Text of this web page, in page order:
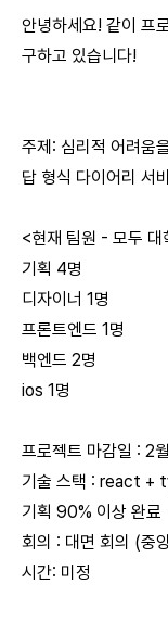
안녕하세요! 같이 프
구하고 있습니다!
주제: 심리적 어려움
답 형식 다이어리 서
<현재 팀원 - 모두 대
기획 4명
디자이너 1명
프론트엔드 1명
백엔드 2명
ios 1명
프로젝트 마감일 : 2
기술 스택 : react +
기획 90% 이상 완료
회의 : 대면 회의 (중
시간: 미정